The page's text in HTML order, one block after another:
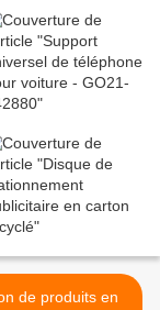
de produits en